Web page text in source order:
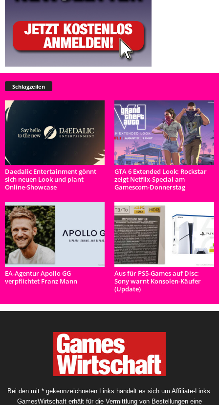
Schlagzeilen
Daedalic Entertainment gönnt
sich neuen Look und plant
Online-Showcase
GTA 6 Extended Look: Rockstar
zeigt Netflix-Special am
Gamescom-Donnerstag
EA-Agentur Apollo GG
verpflichtet Franz Mann
Aus für PS5-Games auf Disc:
Sony warnt Konsolen-Käufer
(Update)
Bei den mit * gekennzeichneten Links handelt es sich um Affiliate-Links.
GamesWirtschaft erhält für die Vermittlung von Bestellungen eine